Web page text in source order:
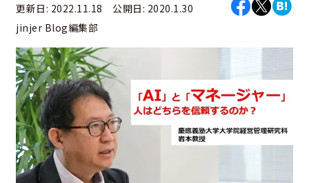
更新日: 2022.11.18 公開日: 2020.1.30
jinjer Blog編集部